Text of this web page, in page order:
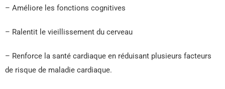
– Améliore les fonctions cognitives
– Ralentit le vieillissement du cerveau
– Renforce la santé cardiaque en réduisant plusieurs facteurs
de risque de maladie cardiaque.